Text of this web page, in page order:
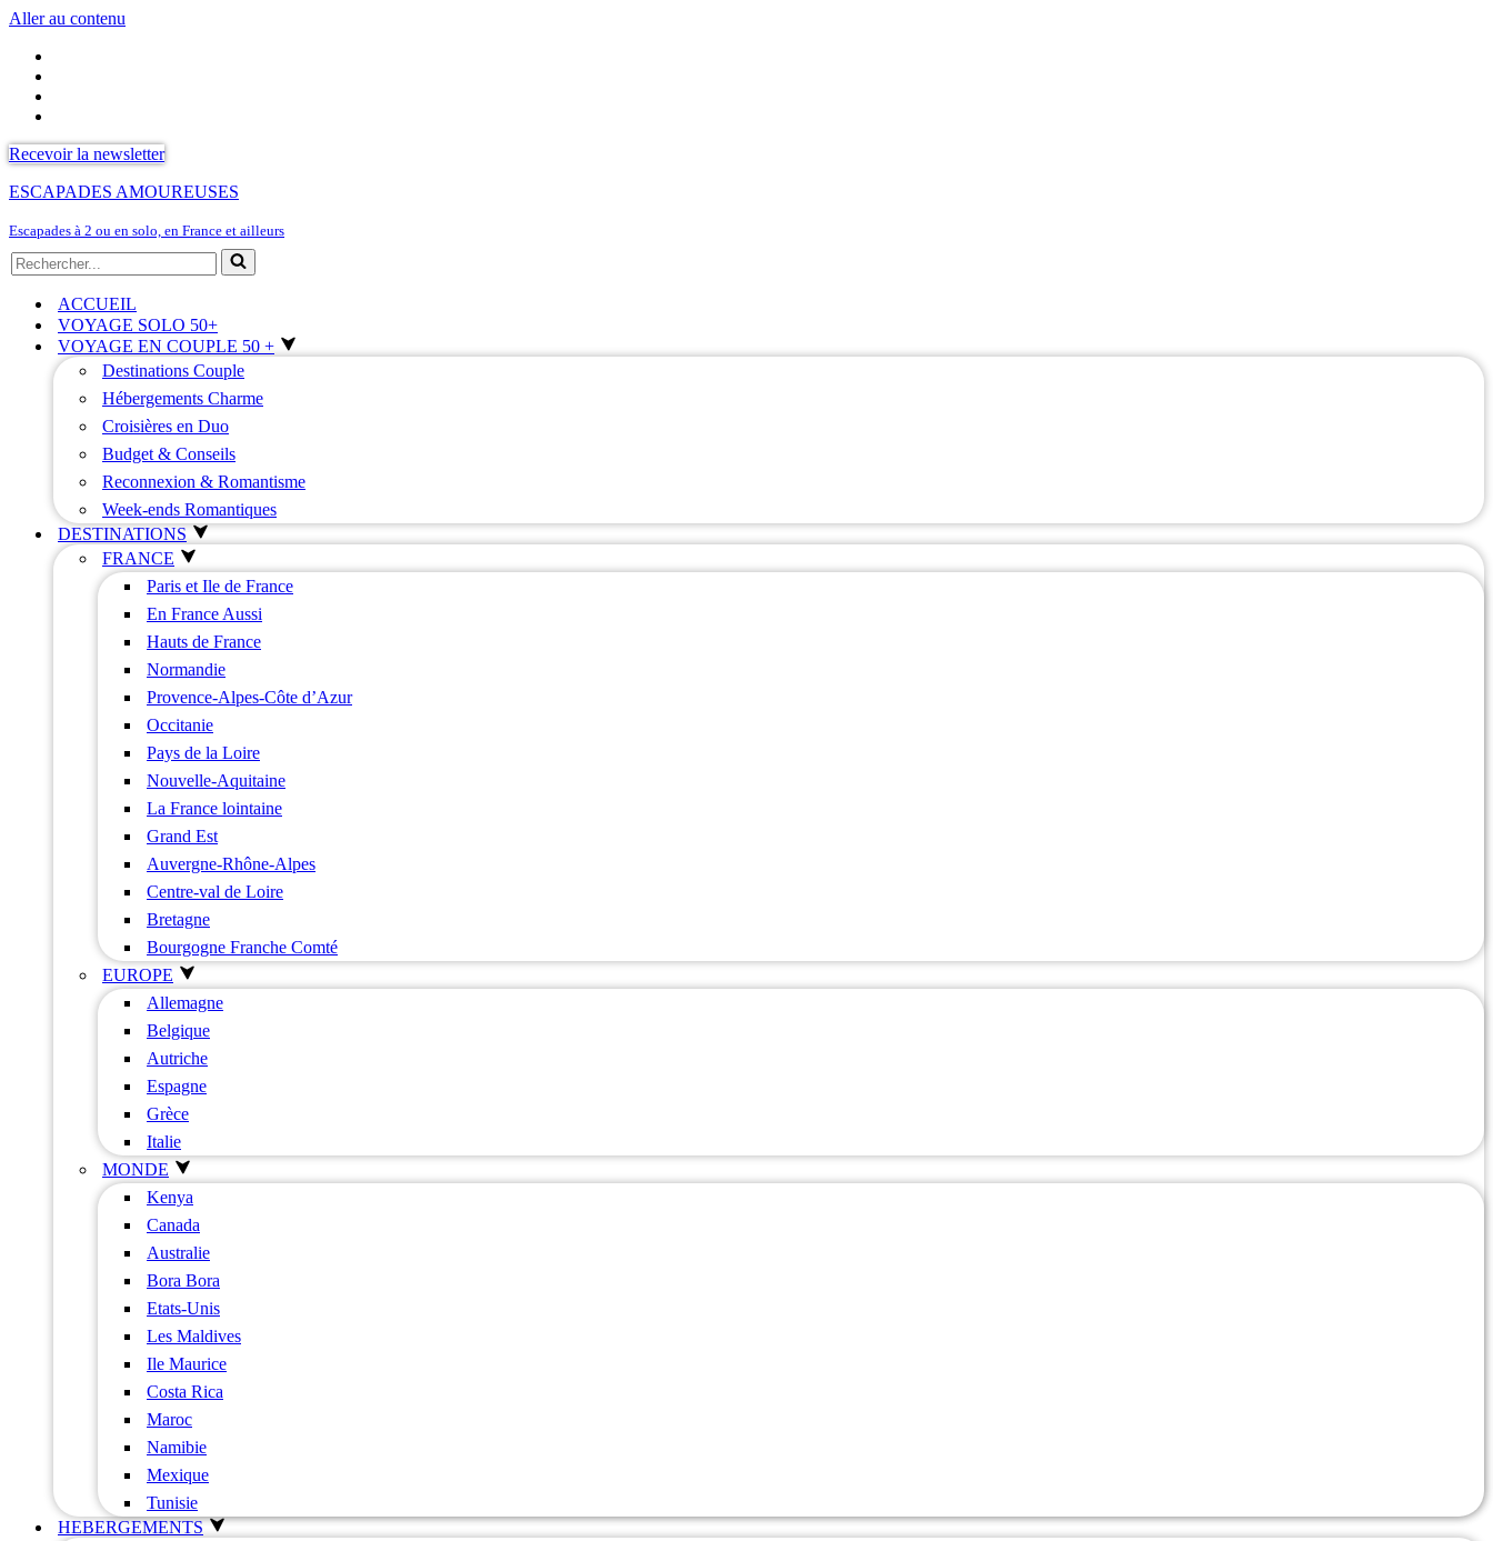
Aller au contenu
Recevoir la newsletter
ESCAPADES AMOUREUSES
Escapades à 2 ou en solo, en France et ailleurs
Rechercher...
ACCUEIL
VOYAGE SOLO 50+
VOYAGE EN COUPLE 50 +
Destinations Couple
Hébergements Charme
Croisières en Duo
Budget & Conseils
Reconnexion & Romantisme
Week-ends Romantiques
DESTINATIONS
FRANCE
Paris et Ile de France
En France Aussi
Hauts de France
Normandie
Provence-Alpes-Côte d’Azur
Occitanie
Pays de la Loire
Nouvelle-Aquitaine
La France lointaine
Grand Est
Auvergne-Rhône-Alpes
Centre-val de Loire
Bretagne
Bourgogne Franche Comté
EUROPE
Allemagne
Belgique
Autriche
Espagne
Grèce
Italie
MONDE
Kenya
Canada
Australie
Bora Bora
Etats-Unis
Les Maldives
Ile Maurice
Costa Rica
Maroc
Namibie
Mexique
Tunisie
HEBERGEMENTS